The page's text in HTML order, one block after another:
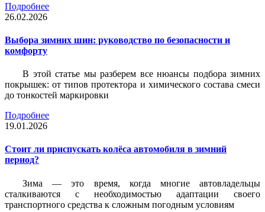
Подробнее
26.02.2026
Выбора зимних шин: руководство по безопасности и
комфорту
В этой статье мы разберем все нюансы подбора зимних
покрышек: от типов протектора и химического состава смеси
до тонкостей маркировки
Подробнее
19.01.2026
Стоит ли приспускать колёса автомобиля в зимний
период?
Зима — это время, когда многие автовладельцы
сталкиваются с необходимостью адаптации своего
транспортного средства к сложным погодным условиям